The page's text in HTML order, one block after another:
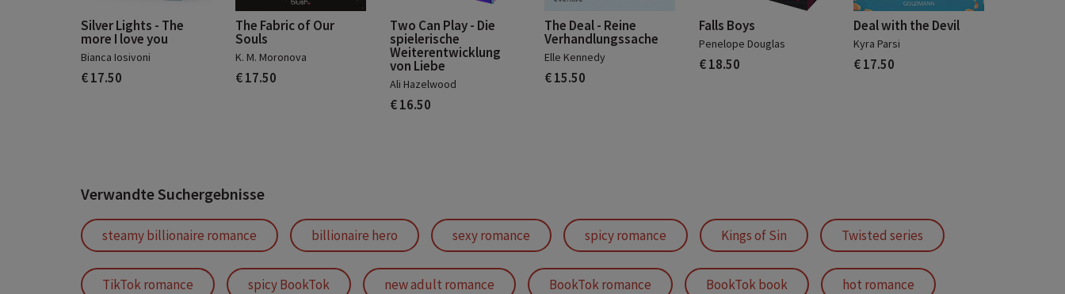
Silver Lights - The
more I love you
Bianca Iosivoni
€ 17.50
The Fabric of Our
Souls
K. M. Moronova
€ 17.50
Two Can Play - Die
spielerische
Weiterentwicklung
von Liebe
Ali Hazelwood
€ 16.50
The Deal - Reine
Verhandlungssache
Elle Kennedy
€ 15.50
Falls Boys
Penelope Douglas
€ 18.50
Deal with the Devil
Kyra Parsi
€ 17.50
Verwandte Suchergebnisse
steamy billionaire romance billionaire hero sexy romance spicy romance Kings of Sin Twisted series
TikTok romance spicy BookTok new adult romance BookTok romance BookTok book hot romance